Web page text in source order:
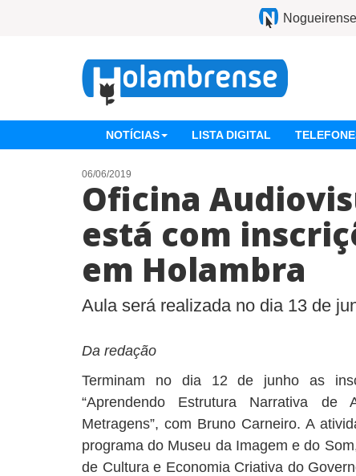
Nogueirense
NOTÍCIAS LISTA DIGITAL
06/06/2019
Oficina
está com
em Holambra
Aula será realizada no dia 13 de
Da redação
Terminam no dia 12 de junho as
“Aprendendo Estrutura Narrativa de
Metragens”, com Bruno Carneiro. A
programa do Museu da Imagem e do
de Cultura e Economia Criativa do